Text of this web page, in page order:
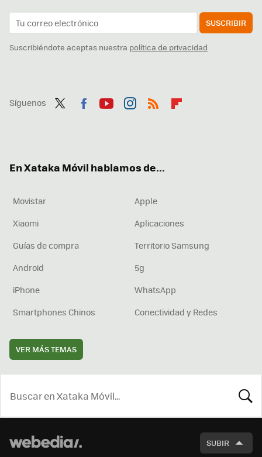
SUSCRIBIR
Suscribiéndote aceptas nuestra política de privacidad
Síguenos
En Xataka Móvil hablamos de...
Movistar
Apple
Xiaomi
Aplicaciones
Guías de compra
Territorio Samsung
Android
5g
iPhone
WhatsApp
Smartphones Chinos
Conectividad y Redes
VER MÁS TEMAS
SUBIR